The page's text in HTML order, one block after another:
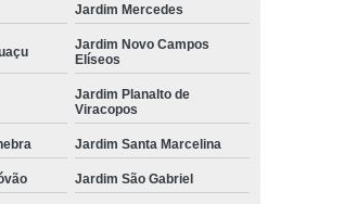
para Cachorro
para Cachorro
Cachorro São Paulo
Odontologia para Gato
Odontologia para Pets
Jardim Mercedes
Jardim Novo Campos
Elíseos
Jardim Planalto de
Viracopos
Jardim Santa Marcelina
Jardim São Gabriel